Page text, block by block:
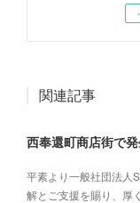
関連記事
西奉還町商店街で
平素より一般社団法人
解とご支援を賜り、厚